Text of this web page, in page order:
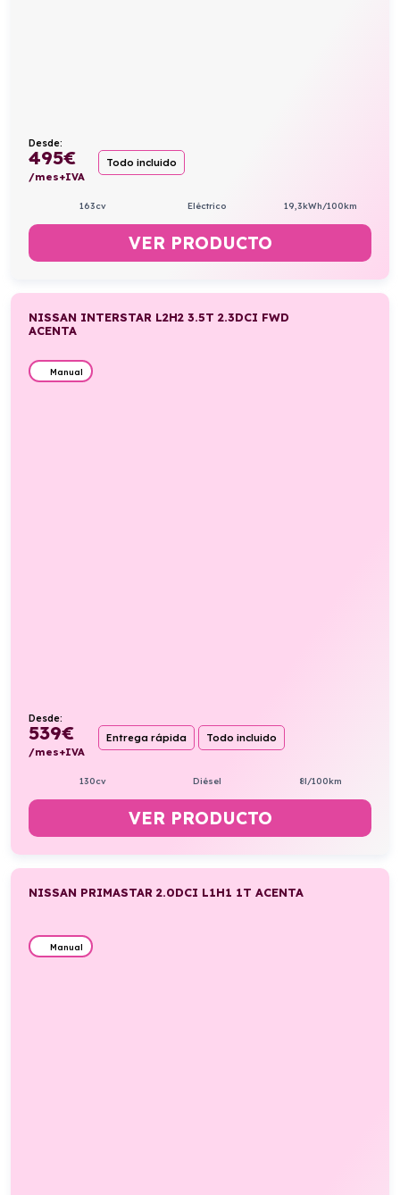
Desde:
495€
/mes+IVA
Todo incluido
163cv Eléctrico 19,3kWh/100km
VER PRODUCTO
NISSAN INTERSTAR L2H2 3.5T 2.3DCI FWD
ACENTA
Manual
Desde:
539€
/mes+IVA
Entrega rápida Todo incluido
130cv Diésel 8l/100km
VER PRODUCTO
NISSAN PRIMASTAR 2.0DCI L1H1 1T ACENTA
Manual